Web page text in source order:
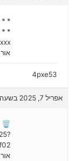
* *
4pxe53
אפריל 7, 2025 בשעה 8:39 pm
🗑